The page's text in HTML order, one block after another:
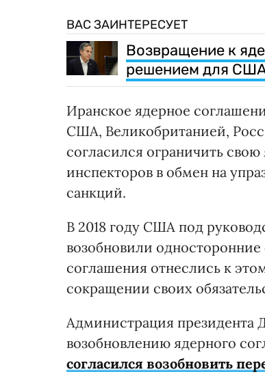
ВАС ЗАИНТЕРЕСУЕТ
Возвращение к
решением для
Иранское ядерное
США, Великобританией,
согласился ограничить
инспекторов в обмен на
санкций.
В 2018 году США под
возобновили
соглашения отнеслись к
сокращении своих
Администрация президента
возобновлению ядерного
согласился возобновить